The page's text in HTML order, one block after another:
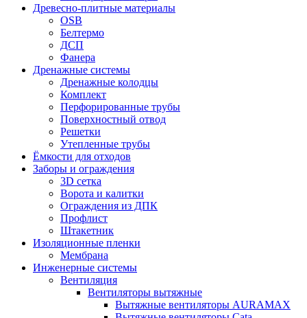
Древесно-плитные материалы
OSB
Белтермо
ДСП
Фанера
Дренажные системы
Дренажные колодцы
Комплект
Перфорированные трубы
Поверхностный отвод
Решетки
Утепленные трубы
Ёмкости для отходов
Заборы и ограждения
3D сетка
Ворота и калитки
Ограждения из ДПК
Профлист
Штакетник
Изоляционные пленки
Мембрана
Инженерные системы
Вентиляция
Вентиляторы вытяжные
Вытяжные вентиляторы AURAMAX